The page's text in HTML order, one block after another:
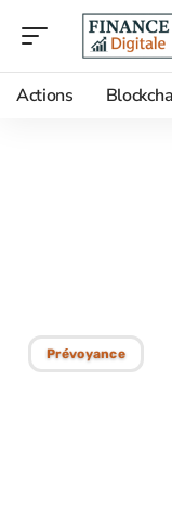
Actions
Prévoyance